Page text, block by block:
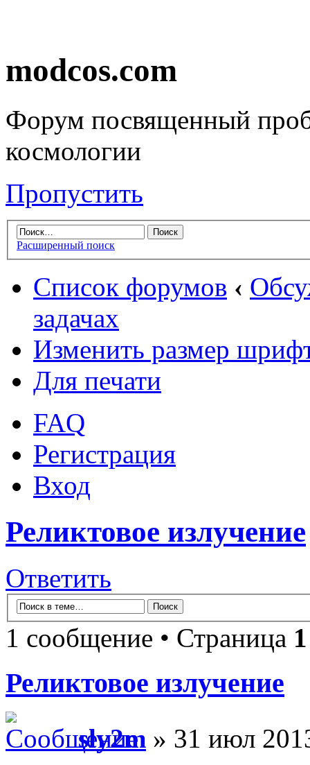
modcos.com
Форум посвященный
космологии
Пропустить
Расширенный поиск
Список форумов ‹
задачах
Изменить размер
Для печати
FAQ
Регистрация
Вход
Реликтовое излучение
Ответить
1 сообщение • Страница 1
Реликтовое излучение
sly2m » 31 июл